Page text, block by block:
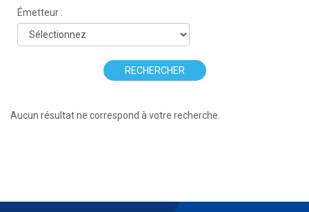
Émetteur :
RECHERCHER
Aucun résultat ne correspond à votre recherche.